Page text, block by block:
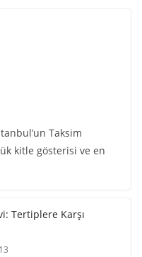
Taksim
kitle gösterisi ve en
Tertiplere Karşı